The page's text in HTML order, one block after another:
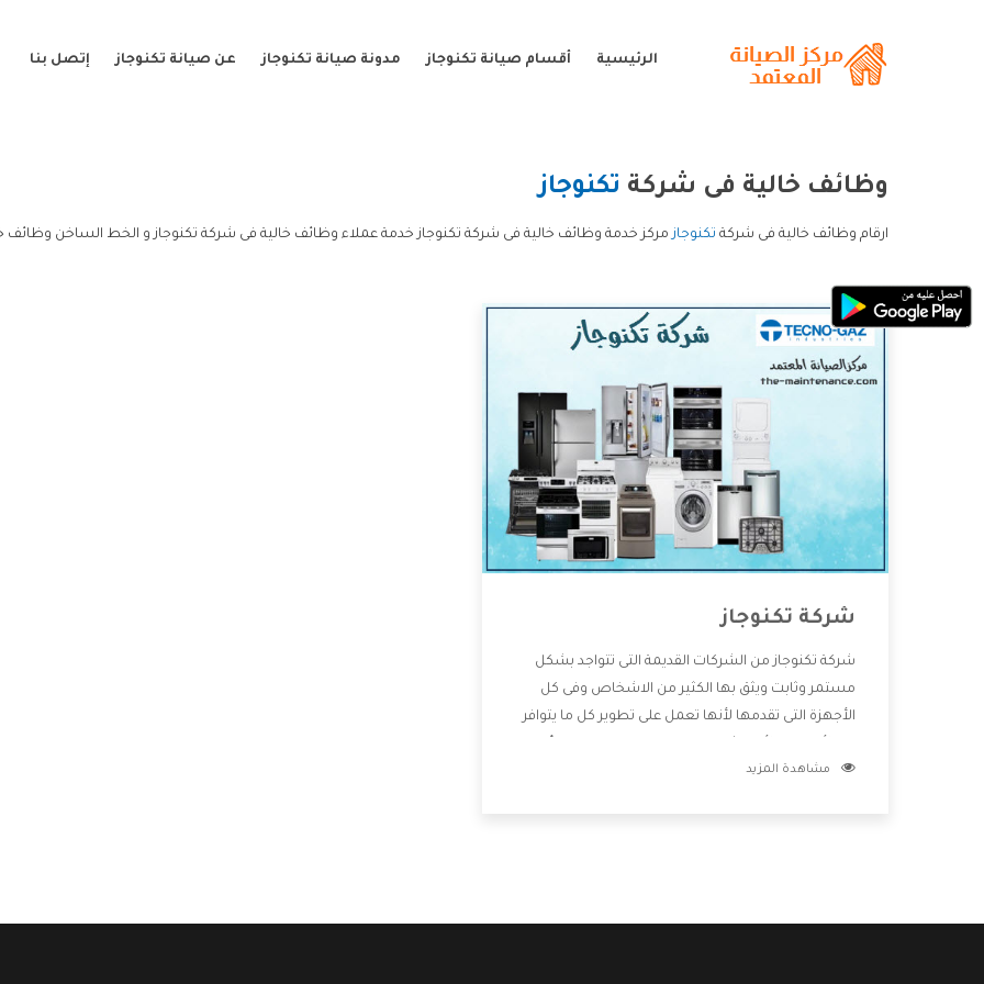
الرئيسية أقسام صيانة تكنوجاز مدونة صيانة تكنوجاز عن صيانة تكنوجاز إتصل بنا
وظائف خالية فى شركة تكنوجاز
ارقام وظائف خالية فى شركة تكنوجازمركز خدمة وظائف خالية فى شركة تكنوجاز خدمة عملاء وظائف خالية فى شركة تكنوجاز و الخط الساخن وظائف
شركة تكنوجاز
شركة تكنوجاز من الشركات القديمة التى تتواجد بشكل
مستمر وثابت ويثق بها الكثير من الاشخاص وفى كل
الأجهزة التى تقدمها لأنها تعمل على تطوير كل ما يتوافر
خدمات ما بعد البيع مع المنتجات وتقدم للعملاء أقوى
مشاهدة المزيد